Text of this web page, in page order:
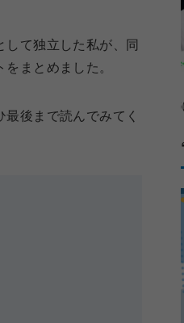
て独立した私が、同
まとめました。
後まで読んでみてく
企業トピby新R25にマケステ